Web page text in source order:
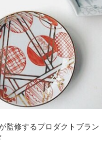
監修するプロダクトブラン